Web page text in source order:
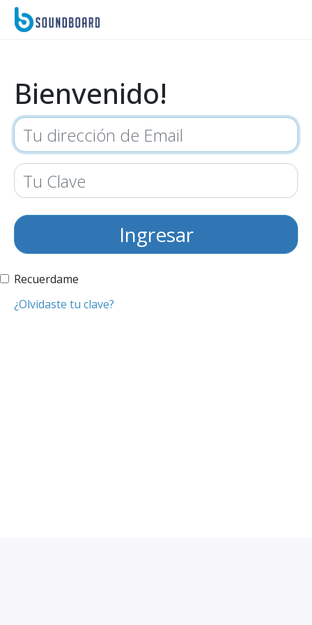
Bienvenido!
Recuerdame
¿Olvidaste tu clave?